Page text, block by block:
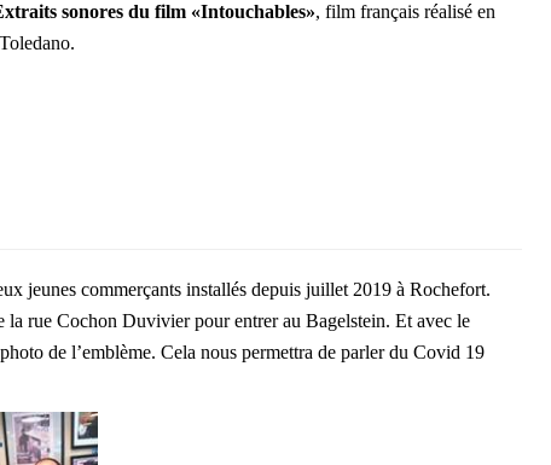
sonores du film «Intouchables», film français réalisé en
jeunes commerçants installés depuis juillet 2019 à Rochefort.
la rue Cochon Duvivier pour entrer au Bagelstein. Et avec le
de l’emblème. Cela nous permettra de parler du Covid 19